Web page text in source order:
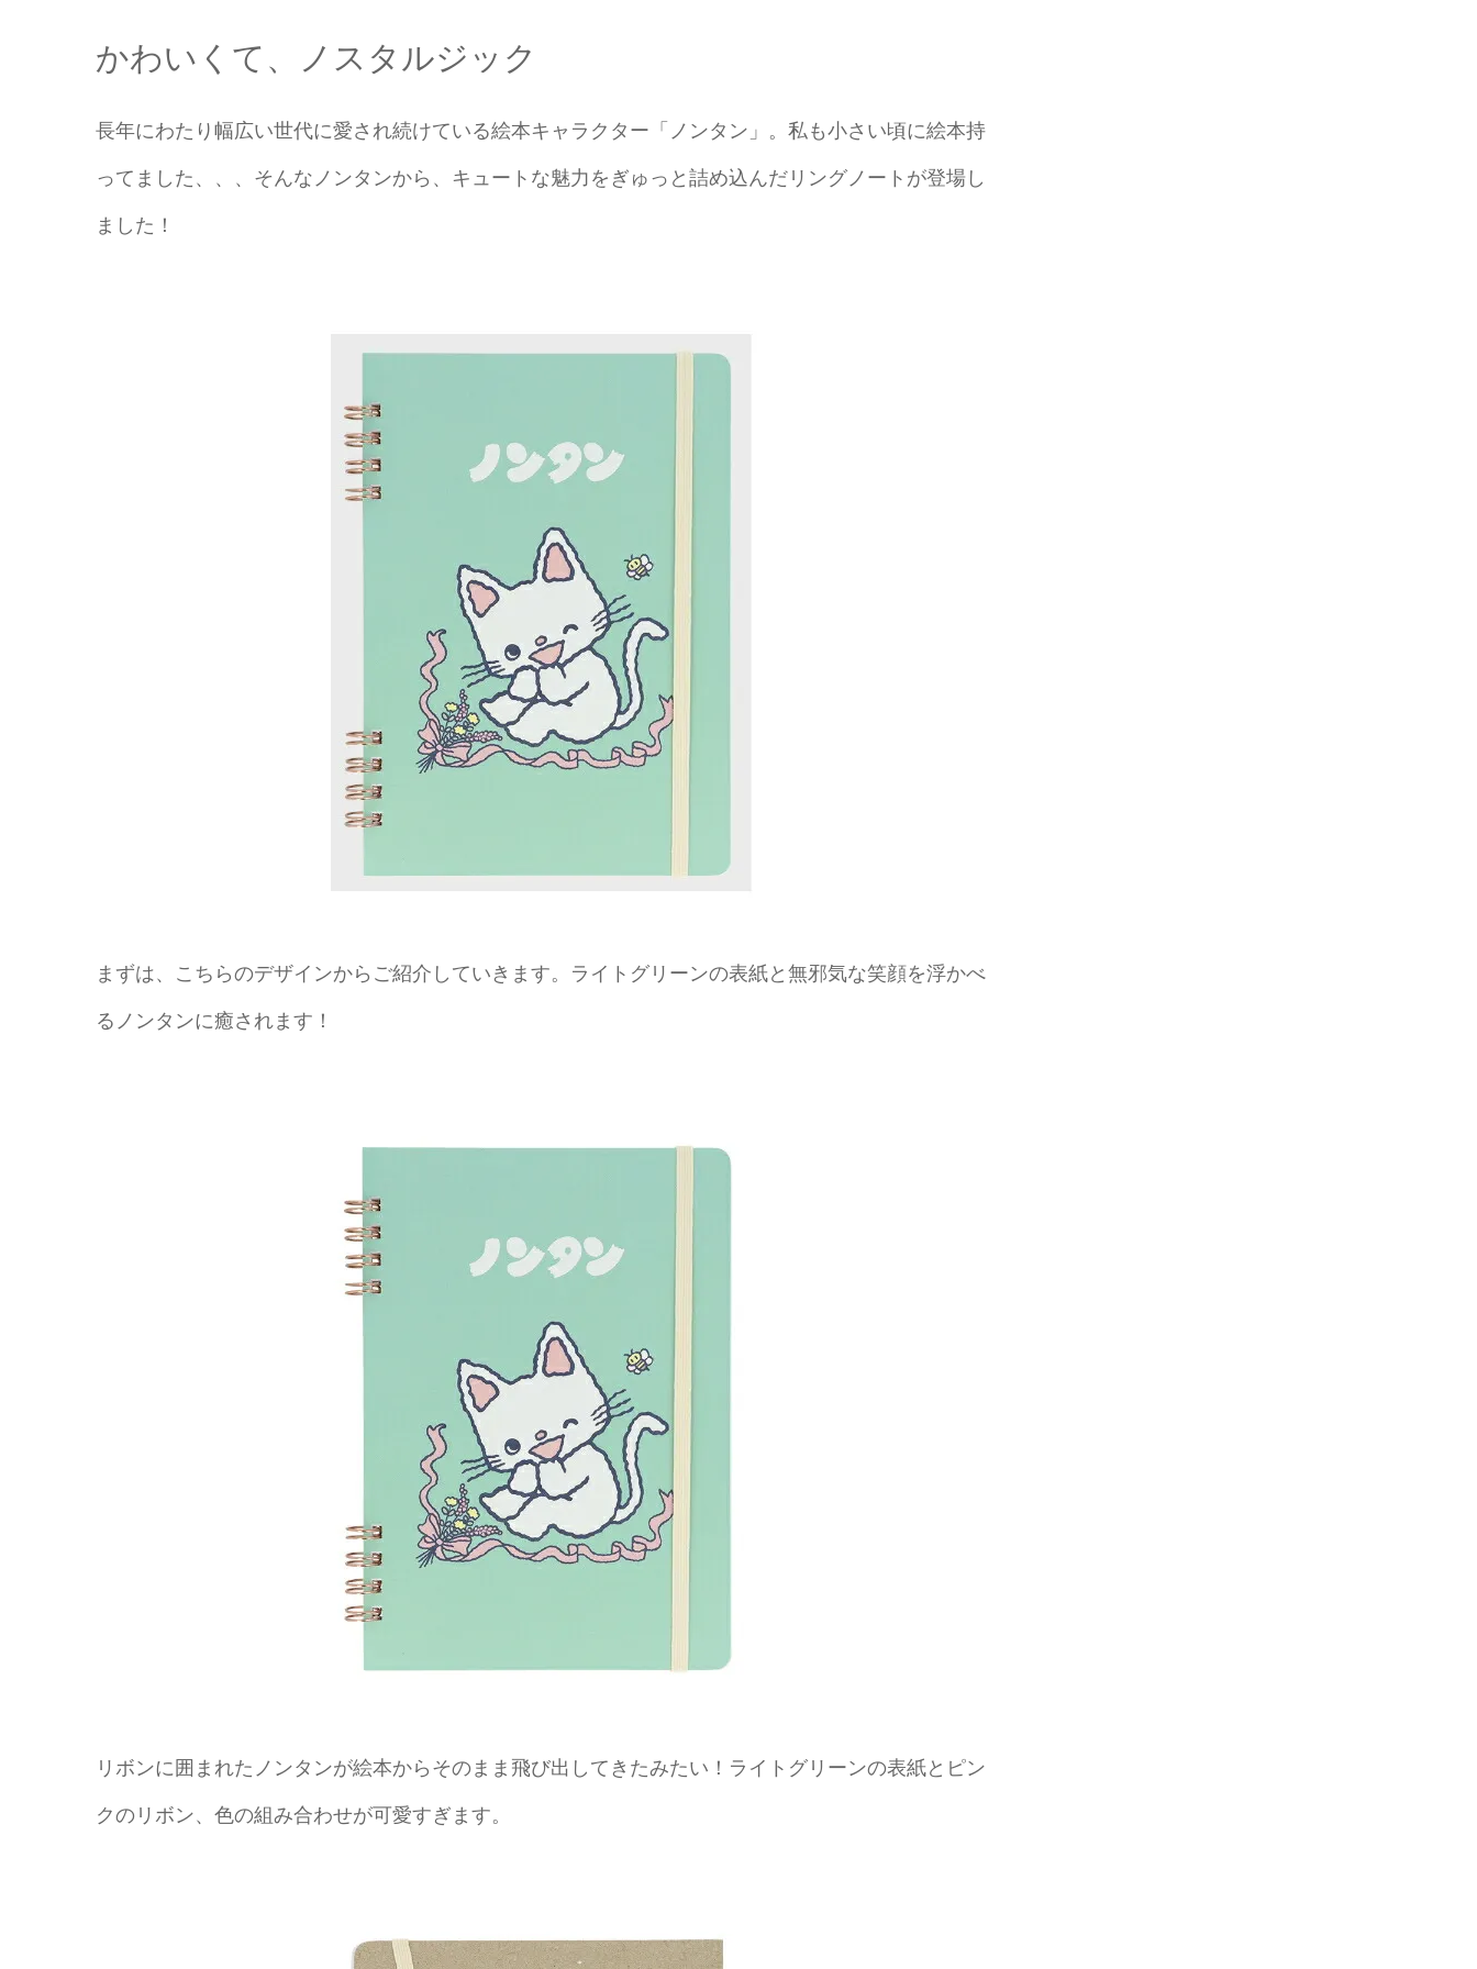
かわいくて、ノスタルジック
長年にわたり幅広い世代に愛され続けている絵本キャラクター「ノンタン」。私も小さい頃に絵本持
ってました、、、そんなノンタンから、キュートな魅力をぎゅっと詰め込んだリングノートが登場し
ました！
まずは、こちらのデザインからご紹介していきます。ライトグリーンの表紙と無邪気な笑顔を浮かべ
るノンタンに癒されます！
リボンに囲まれたノンタンが絵本からそのまま飛び出してきたみたい！ライトグリーンの表紙とピン
クのリボン、色の組み合わせが可愛すぎます。